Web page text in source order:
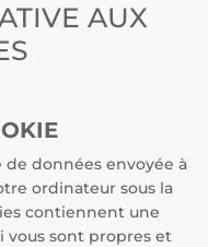
AUX
données envoyée à
ordinateur sous la
contiennent une
vous sont propres et